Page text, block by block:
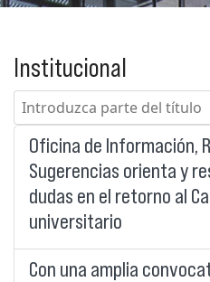
Institucional
Introduzca parte del título
Oficina de Información,
Sugerencias orienta y
dudas en el retorno al
universitario
Con una amplia